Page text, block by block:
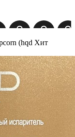
(hqd Хит